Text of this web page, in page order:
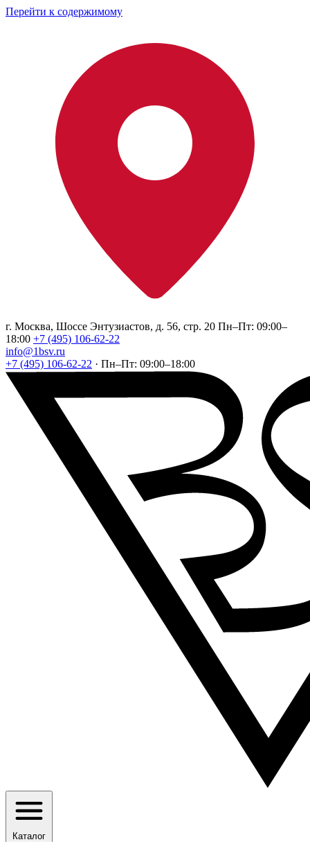
Перейти к содержимому
г. Москва, Шоссе Энтузиастов, д. 56, стр. 20 Пн–Пт: 09:00–
18:00 +7 (495) 106-62-22
info@1bsv.ru
+7 (495) 106-62-22 · Пн–Пт: 09:00–18:00
Каталог